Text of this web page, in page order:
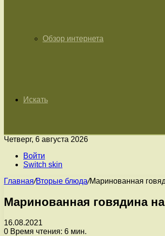
Обзор интернета
Искать
Четверг, 6 августа 2026
Войти
Switch skin
Главная/Вторые блюда/Маринованная
Маринованная говядина
16.08.2021
0 Время чтения: 6 мин.